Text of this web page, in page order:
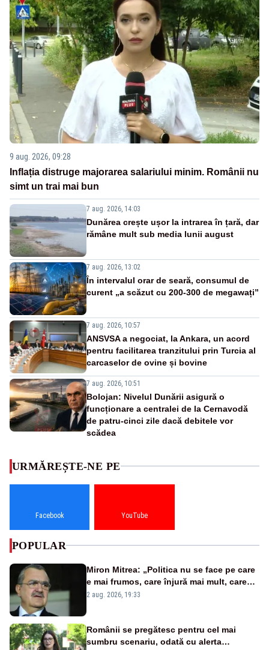
9 aug. 2026, 09:28
Inflația distruge majorarea salariului minim. Românii nu
simt un trai mai bun
7 aug. 2026, 14:03
Dunărea crește ușor la intrarea în țară, dar
rămâne mult sub media lunii august
7 aug. 2026, 13:02
În intervalul orar de seară, consumul de
curent „a scăzut cu 200-300 de megawați”
7 aug. 2026, 10:57
ANSVSA a negociat, la Ankara, un acord
pentru facilitarea tranzitului prin Turcia al
carcaselor de ovine și bovine
7 aug. 2026, 10:51
Bolojan: Nivelul Dunării asigură o
funcționare a centralei de la Cernavodă
de patru-cinci zile dacă debitele vor
scădea
URMĂREȘTE-NE PE
Facebook YouTube
POPULAR
Miron Mitrea: „Politica nu se face pe care
e mai frumos, care înjură mai mult, care
țipă mai tare, ci pe proiecte”
2 aug. 2026, 19:33
Românii se pregătesc pentru cel mai
sumbru scenariu, odată cu alerta